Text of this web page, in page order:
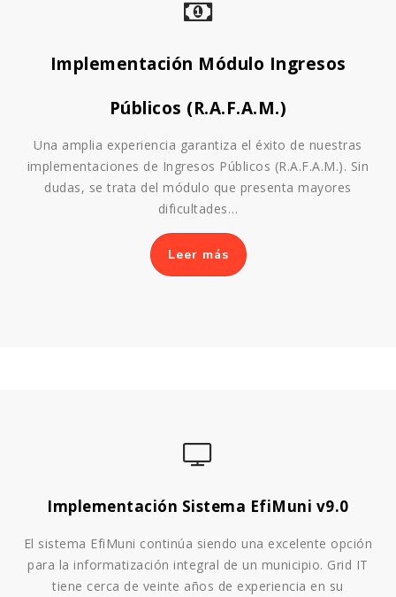
Implementación Módulo Ingresos
Públicos (R.A.F.A.M.)
Una amplia experiencia garantiza el éxito de nuestras
implementaciones de Ingresos Públicos (R.A.F.A.M.). Sin
dudas, se trata del módulo que presenta mayores
dificultades…
Leer más
Implementación Sistema EfiMuni v9.0
El sistema EfiMuni continúa siendo una excelente opción
para la informatización integral de un municipio. Grid IT
tiene cerca de veinte años de experiencia en su